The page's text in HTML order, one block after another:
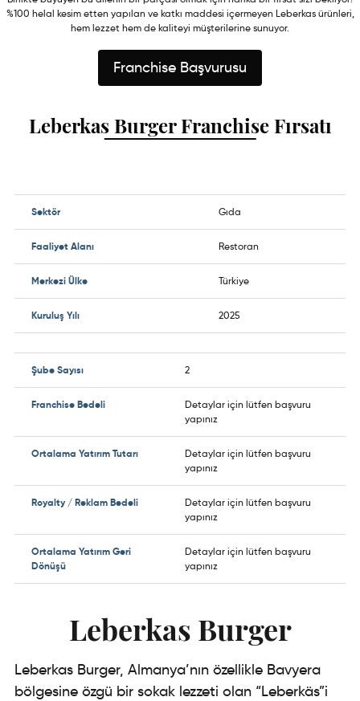
%100 helal kesim etten yapılan ve katkı maddesi içermeyen Leberkas ürünleri,
hem lezzet hem de kaliteyi müşterilerine sunuyor.
Franchise Başvurusu
Leberkas Burger Franchise Fırsatı
Sektör Gıda
Faaliyet Alanı Restoran
Merkezi Ülke Türkiye
Kuruluş Yılı 2025
Şube Sayısı 2
Franchise Bedeli
Detaylar için lütfen başvuru
yapınız
Ortalama Yatırım Tutarı
Detaylar için lütfen başvuru
yapınız
Royalty / Reklam Bedeli
Detaylar için lütfen başvuru
yapınız
Ortalama Yatırım Geri
Dönüşü
Detaylar için lütfen başvuru
yapınız
Leberkas Burger
Leberkas Burger, Almanya’nın özellikle Bavyera
bölgesine özgü bir sokak lezzeti olan “Leberkäs”i